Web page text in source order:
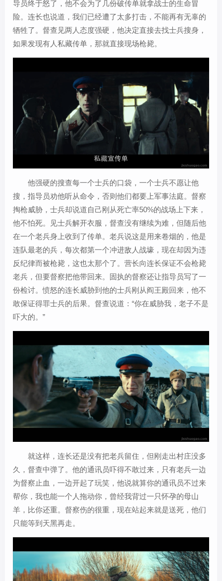
导员终于怒了，他不会为了几份破传单就拿战士的生命冒
险。连长也说道，我们已经遭了太多打击，不能再有无辜的
牺牲了。督查见两人态度强硬，他决定直接去找士兵搜身，
如果发现有人私藏传单，那就直接现场枪毙。
他强硬的搜查每一个士兵的口袋，一个士兵不愿让他
搜，指导员劝他听从命令，否则他们都要上军事法庭。督察
掏枪威胁，士兵却说道自己刚从死亡率50%的战场上下来，
他不怕死。见士兵解开衣服，督查没有继续为难，但随后他
在一个老兵身上收到了传单。老兵说这是用来卷烟的，他是
连队最老的兵，每次都第一个冲进敌人战壕，现在却因为违
反纪律而被枪毙，这也太那个了。营长向连长保证不会枪毙
老兵，但要督察把他带回来。固执的督察还让指导员写了一
份检讨。愤怒的连长威胁到他的士兵刚从阎王殿回来，他不
敢保证得罪士兵的后果。督查说道：“你在威胁我，老子不是
吓大的。”
就这样，连长还是没有把老兵留住，但刚走出村庄没多
久，督查中弹了。他的通讯员吓得不敢过来，只有老兵一边
为督察止血，一边开起了玩笑，他说就算你的通讯员不过来
帮你，我也能一个人拖动你，曾经我背过一只怀孕的母山
羊，比你还重。督察伤的很重，现在站起来就是送死，他们
只能等到天黑再走。